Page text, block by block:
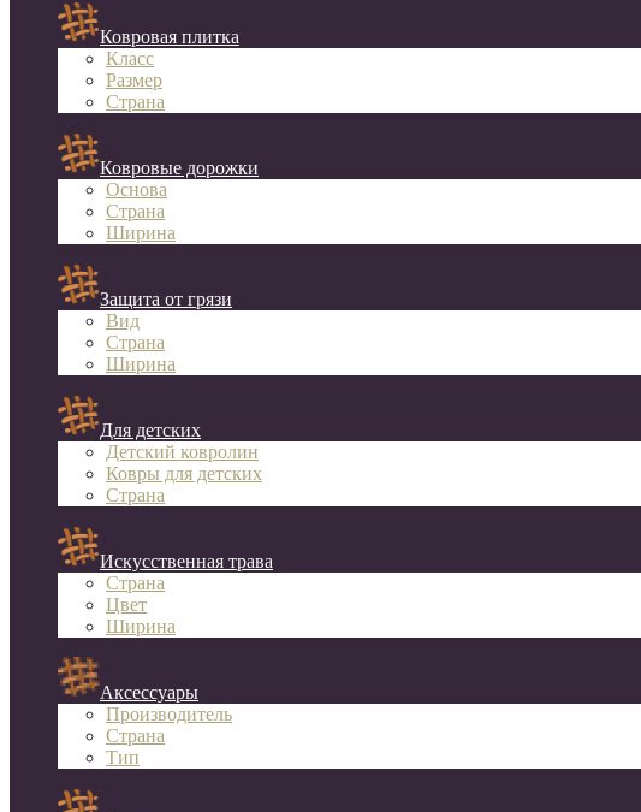
Ковровая плитка
Класс
Размер
Страна
Ковровые дорожки
Основа
Страна
Ширина
Защита от грязи
Вид
Страна
Ширина
Для детских
Детский ковролин
Ковры для детских
Страна
Искусственная трава
Страна
Цвет
Ширина
Аксессуары
Производитель
Страна
Тип